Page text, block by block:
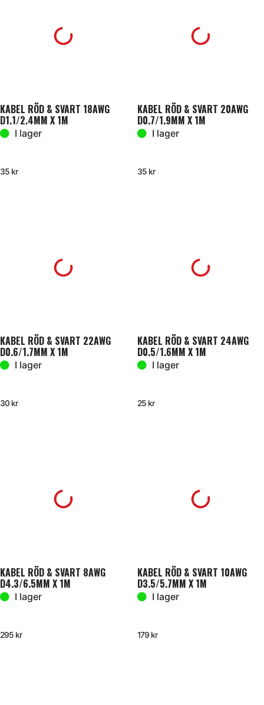
KABEL RÖD & SVART 18AWG
D1.1/2.4MM X 1M
I lager
35 kr
KABEL RÖD & SVART 20AWG
D0.7/1.9MM X 1M
I lager
35 kr
KABEL RÖD & SVART 22AWG
D0.6/1.7MM X 1M
I lager
30 kr
KABEL RÖD & SVART 24AWG
D0.5/1.6MM X 1M
I lager
25 kr
KABEL RÖD & SVART 8AWG
D4.3/6.5MM X 1M
I lager
295 kr
KABEL RÖD & SVART 10AWG
D3.5/5.7MM X 1M
I lager
179 kr